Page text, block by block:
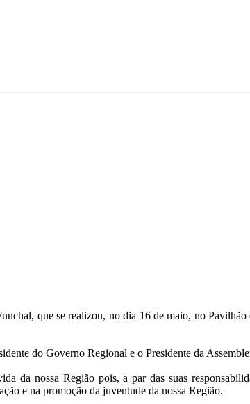
que se realizou, no dia 16 de maio, no
do Governo Regional e o Presidente da
da nossa Região pois, a par das suas
e na promoção da juventude da nossa Região.